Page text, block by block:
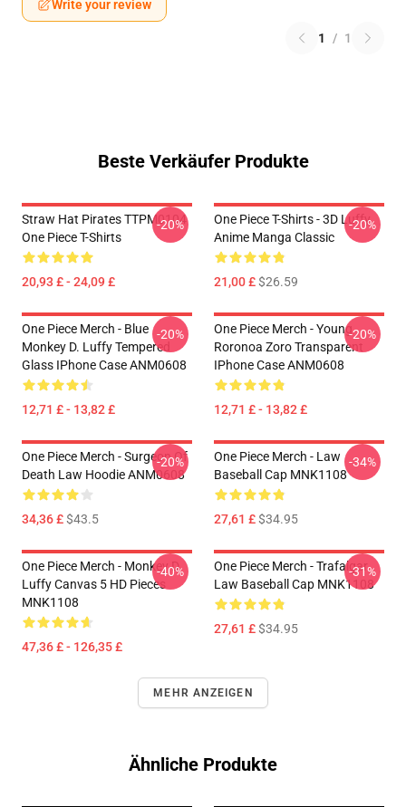
Write your review
1 / 1
Beste Verkäufer Produkte
Straw Hat Pirates TTPM0104
One Piece T-Shirts
20,93 £ - 24,09 £
-20%
One Piece T-Shirts - 3D Luffy
Anime Manga Classic
21,00 £$26.59
-20%
One Piece Merch - Blue
Monkey D. Luffy Tempered
Glass IPhone Case ANM0608
12,71 £ - 13,82 £
-20%
One Piece Merch - Young
Roronoa Zoro Transparent
IPhone Case ANM0608
12,71 £ - 13,82 £
-20%
One Piece Merch - Surgeon Of
Death Law Hoodie ANM0608
34,36 £$43.5
-20%
One Piece Merch - Law
Baseball Cap MNK1108
27,61 £$34.95
-34%
One Piece Merch - Monkey D.
Luffy Canvas 5 HD Pieces
MNK1108
47,36 £ - 126,35 £
-40%
One Piece Merch - Trafalgar
Law Baseball Cap MNK1108
27,61 £$34.95
-31%
MEHR ANZEIGEN
Ähnliche Produkte